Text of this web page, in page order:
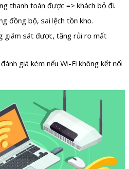
thanh toán được => khách bỏ đi.
đồng bộ, sai lệch tồn kho.
giám sát được, tăng rủi ro mất
giá kém nếu Wi-Fi không kết nối